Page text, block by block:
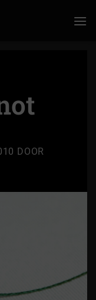
DOOR